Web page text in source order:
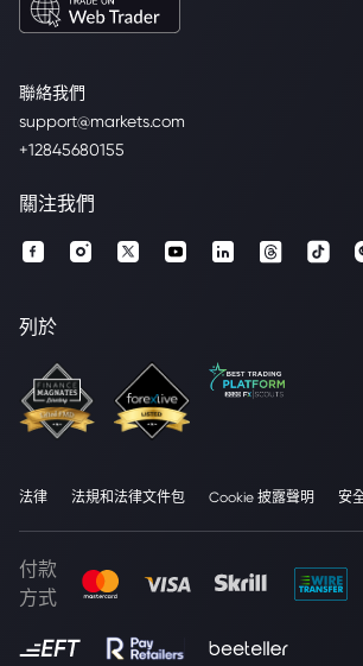
聯絡我們
support@markets.com
+12845680155
關注我們
列於
法律 法規和法律文件包 Cookie 披露聲明 安
付款
方式